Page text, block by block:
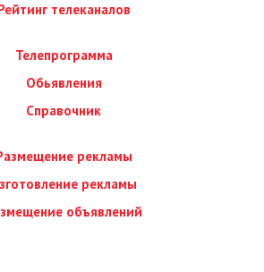
телеканалов
Телепрограмма
Обьявления
Справочник
рекламы
рекламы
объявлений